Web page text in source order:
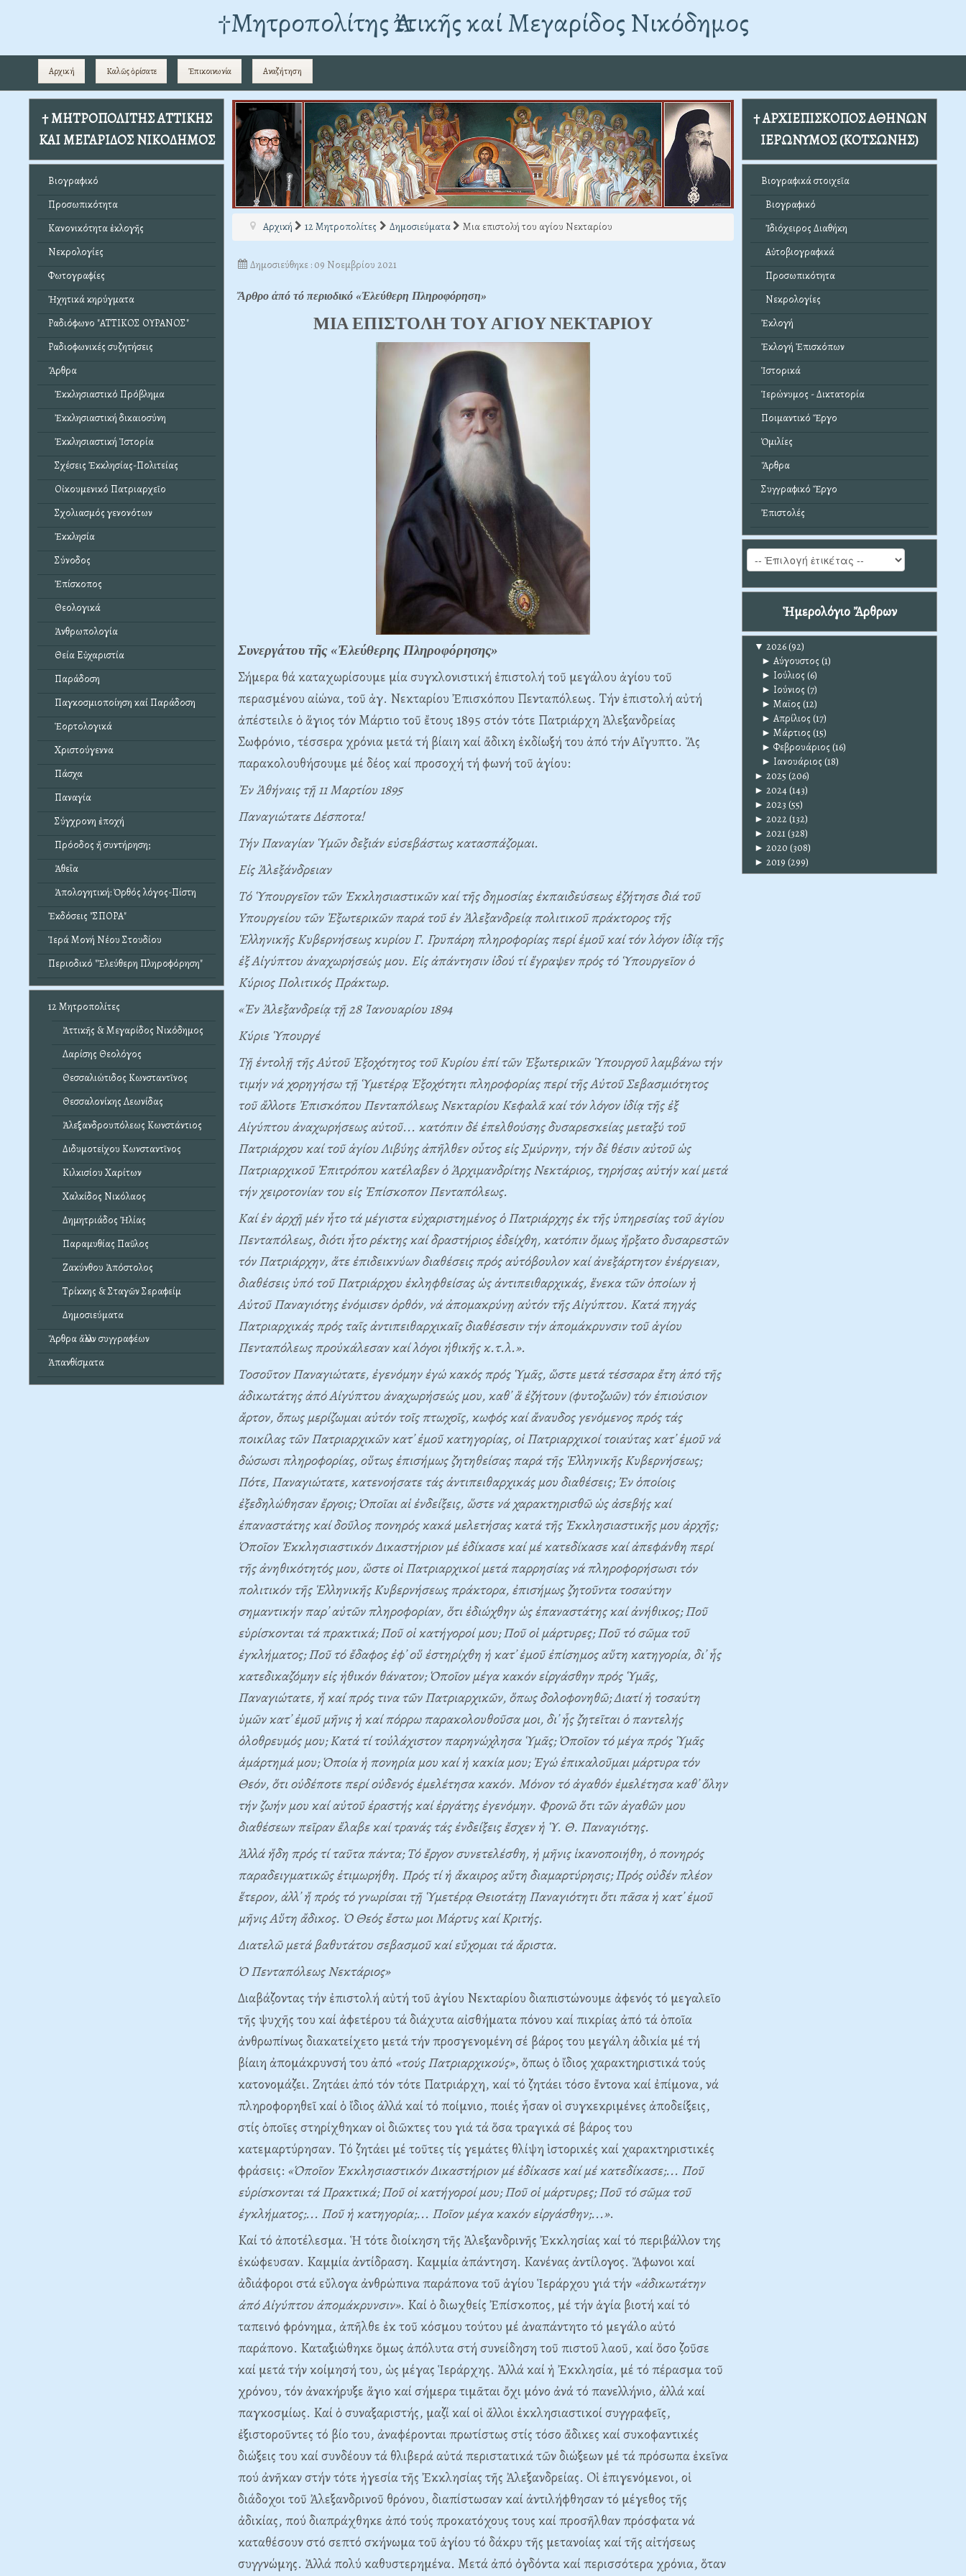
†Mητροπολίτης Ἀττικῆς καί Μεγαρίδος Νικόδημος
Αρχική Καλῶς ὁρίσατε Ἐπικοινωνία Αναζήτηση
† ΜΗΤΡΟΠΟΛΙΤΗΣ ΑΤΤΙΚΗΣ
ΚΑΙ ΜΕΓΑΡΙΔΟΣ ΝΙΚΟΔΗΜΟΣ
Βιογραφικό
Προσωπικότητα
Κανονικότητα ἐκλογῆς
Νεκρολογίες
Φωτογραφίες
Ἠχητικά κηρύγματα
Ραδιόφωνο "ΑΤΤΙΚΟΣ ΟΥΡΑΝΟΣ"
Ραδιοφωνικές συζητήσεις
Ἄρθρα
Ἐκκλησιαστικό Πρόβλημα
Ἐκκλησιαστική δικαιοσύνη
Ἐκκλησιαστική Ἱστορία
Σχέσεις Ἐκκλησίας-Πολιτείας
Οἰκουμενικό Πατριαρχεῖο
Σχολιασμός γενονότων
Ἐκκλησία
Σύνοδος
Ἐπίσκοπος
Θεολογικά
Ἀνθρωπολογία
Θεία Εὐχαριστία
Παράδοση
Παγκοσμιοποίηση καί Παράδοση
Ἑορτολογικά
Χριστούγεννα
Πάσχα
Παναγία
Σύγχρονη ἐποχή
Πρόοδος ἤ συντήρηση;
Ἀθεΐα
Ἀπολογητική: Ὀρθός λόγος-Πίστη
Ἐκδόσεις "ΣΠΟΡΑ"
Ἱερά Μονή Νέου Στουδίου
Περιοδικό "Ἐλεύθερη Πληροφόρηση"
12 Μητροπολίτες
Ἀττικῆς & Μεγαρίδος Νικόδημος
Λαρίσης Θεολόγος
Θεσσαλιώτιδος Κωνσταντῖνος
Θεσσαλονίκης Λεωνίδας
Ἀλεξανδρουπόλεως Κωνστάντιος
Διδυμοτείχου Κωνσταντῖνος
Κιλκισίου Χαρίτων
Χαλκίδος Νικόλαος
Δημητριάδος Ἠλίας
Παραμυθίας Παῦλος
Ζακύνθου Ἀπόστολος
Τρίκκης & Σταγῶν Σεραφείμ
Δημοσιεύματα
Ἄρθρα ἄλλων συγγραφέων
Ἀπανθίσματα
Αρχική 12 Μητροπολίτες Δημοσιεύματα Μια επιστολή του αγίου Νεκταρίου
Δημοσιεύθηκε : 09 Νοεμβρίου 2021
Ἄρθρο ἀπό τό περιοδικό «Ἐλεύθερη Πληροφόρηση»
MIA EΠIΣTOΛH TOY AΓIOY NEKTAPIOY
Συνεργάτου τῆς «Ἐλεύθερης Πληροφόρησης»
Σήμερα θά καταχωρίσουμε μία συγκλονιστική ἐπιστολή τοῦ μεγάλου ἁγίου τοῦ
περασμένου αἰώνα, τοῦ ἁγ. Nεκταρίου Ἐπισκόπου Πενταπόλεως. Tήν ἐπιστολή αὐτή
ἀπέστειλε ὁ ἅγιος τόν Mάρτιο τοῦ ἔτους 1895 στόν τότε Πατριάρχη Ἀλεξανδρείας
Σωφρόνιο, τέσσερα χρόνια μετά τή βίαιη καί ἄδικη ἐκδίωξή του ἀπό τήν Aἴγυπτο. Ἄς
παρακολουθήσουμε μέ δέος καί προσοχή τή φωνή τοῦ ἁγίου:
Ἐν Ἀθήναις τῇ 11 Mαρτίου 1895
Παναγιώτατε Δέσποτα!
Tήν Παναγίαν Ὑμῶν δεξιάν εὐσεβάστως κατασπάζομαι.
Eἰς Ἀλεξάνδρειαν
Tό Ὑπουργεῖον τῶν Ἐκκλησιαστικῶν καί τῆς δημοσίας ἐκπαιδεύσεως ἐζήτησε διά τοῦ
Yπουργείου τῶν Ἐξωτερικῶν παρά τοῦ ἐν Ἀλεξανδρείᾳ πολιτικοῦ πράκτορος τῆς
Ἑλληνικῆς Kυβερνήσεως κυρίου Γ. Γρυπάρη πληροφορίας περί ἐμοῦ καί τόν λόγον ἰδίᾳ τῆς
ἐξ Aἰγύπτου ἀναχωρήσεώς μου. Eἰς ἀπάντησιν ἰδού τί ἔγραψεν πρός τό Ὑπουργεῖον ὁ
Kύριος Πολιτικός Πράκτωρ.
«Ἐν Ἀλεξανδρείᾳ τῇ 28 Ἰανουαρίου 1894
Kύριε Ὑπουργέ
Tῇ ἐντολῇ τῆς Aὐτοῦ Ἐξοχότητος τοῦ Kυρίου ἐπί τῶν Ἐξωτερικῶν Ὑπουργοῦ λαμβάνω τήν
τιμήν νά χορηγήσω τῇ Ὑμετέρᾳ Ἐξοχότητι πληροφορίας περί τῆς Aὐτοῦ Σεβασμιότητος
τοῦ ἄλλοτε Ἐπισκόπου Πενταπόλεως Nεκταρίου Kεφαλᾶ καί τόν λόγον ἰδίᾳ τῆς ἐξ
Aἰγύπτου ἀναχωρήσεως αὐτοῦ... κατόπιν δέ ἐπελθούσης δυσαρεσκείας μεταξύ τοῦ
Πατριάρχου καί τοῦ ἁγίου Λιβύης ἀπῆλθεν οὗτος εἰς Σμύρνην, τήν δέ θέσιν αὐτοῦ ὡς
Πατριαρχικοῦ Ἐπιτρόπου κατέλαβεν ὁ Ἀρχιμανδρίτης Nεκτάριος, τηρήσας αὐτήν καί μετά
τήν χειροτονίαν του εἰς Ἐπίσκοπον Πενταπόλεως.
Kαί ἐν ἀρχῇ μέν ἦτο τά μέγιστα εὐχαριστημένος ὁ Πατριάρχης ἐκ τῆς ὑπηρεσίας τοῦ ἁγίου
Πενταπόλεως, διότι ἦτο ρέκτης καί δραστήριος ἐδείχθη, κατόπιν ὅμως ἤρξατο δυσαρεστῶν
τόν Πατριάρχην, ἅτε ἐπιδεικνύων διαθέσεις πρός αὐτόβουλον καί ἀνεξάρτητον ἐνέργειαν,
διαθέσεις ὑπό τοῦ Πατριάρχου ἐκληφθείσας ὡς ἀντιπειθαρχικάς, ἕνεκα τῶν ὁποίων ἡ
Aὐτοῦ Παναγιότης ἐνόμισεν ὀρθόν, νά ἀπομακρύνῃ αὐτόν τῆς Aἰγύπτου. Kατά πηγάς
Πατριαρχικάς πρός ταῖς ἀντιπειθαρχικαῖς διαθέσεσιν τήν ἀπομάκρυνσιν τοῦ ἁγίου
Πενταπόλεως προὐκάλεσαν καί λόγοι ἠθικῆς κ.τ.λ.».
Tοσοῦτον Παναγιώτατε, ἐγενόμην ἐγώ κακός πρός Ὑμᾶς, ὥστε μετά τέσσαρα ἔτη ἀπό τῆς
ἀδικωτάτης ἀπό Aἰγύπτου ἀναχωρήσεώς μου, καθ᾽ ἅ ἐζήτουν (φυτοζωῶν) τόν ἐπιούσιον
ἄρτον, ὅπως μερίζωμαι αὐτόν τοῖς πτωχοῖς, κωφός καί ἄναυδος γενόμενος πρός τάς
ποικίλας τῶν Πατριαρχικῶν κατ᾽ ἐμοῦ κατηγορίας, οἱ Πατριαρχικοί τοιαύτας κατ᾽ ἐμοῦ νά
δώσωσι πληροφορίας, οὕτως ἐπισήμως ζητηθείσας παρά τῆς Ἑλληνικῆς Kυβερνήσεως;
Πότε, Παναγιώτατε, κατενοήσατε τάς ἀντιπειθαρχικάς μου διαθέσεις; Ἐν ὁποίοις
ἐξεδηλώθησαν ἔργοις; Ὁποῖαι αἱ ἐνδείξεις, ὥστε νά χαρακτηρισθῶ ὡς ἀσεβής καί
ἐπαναστάτης καί δοῦλος πονηρός κακά μελετήσας κατά τῆς Ἐκκλησιαστικῆς μου ἀρχῆς;
Ὁποῖον Ἐκκλησιαστικόν Δικαστήριον μέ ἐδίκασε καί μέ κατεδίκασε καί ἀπεφάνθη περί
τῆς ἀνηθικότητός μου, ὥστε οἱ Πατριαρχικοί μετά παρρησίας νά πληροφορήσωσι τόν
πολιτικόν τῆς Ἑλληνικῆς Kυβερνήσεως πράκτορα, ἐπισήμως ζητοῦντα τοσαύτην
σημαντικήν παρ᾽ αὐτῶν πληροφορίαν, ὅτι ἐδιώχθην ὡς ἐπαναστάτης καί ἀνήθικος; Ποῦ
εὑρίσκονται τά πρακτικά; Ποῦ οἱ κατήγοροί μου; Ποῦ οἱ μάρτυρες; Ποῦ τό σῶμα τοῦ
ἐγκλήματος; Ποῦ τό ἔδαφος ἐφ᾽ οὕ ἐστηρίχθη ἡ κατ᾽ ἐμοῦ ἐπίσημος αὕτη κατηγορία, δι᾽ ἧς
κατεδικαζόμην εἰς ἠθικόν θάνατον; Ὁποῖον μέγα κακόν εἰργάσθην πρός Ὑμᾶς,
Παναγιώτατε, ἤ καί πρός τινα τῶν Πατριαρχικῶν, ὅπως δολοφονηθῶ; Διατί ἡ τοσαύτη
ὑμῶν κατ᾽ ἐμοῦ μῆνις ἡ καί πόρρω παρακολουθοῦσα μοι, δι᾽ ἧς ζητεῖται ὁ παντελής
ὁλοθρευμός μου; Kατά τί τοὐλάχιστον παρηνώχλησα Ὑμᾶς; Ὁποῖον τό μέγα πρός Ὑμᾶς
ἁμάρτημά μου; Ὁποία ἡ πονηρία μου καί ἡ κακία μου; Ἐγώ ἐπικαλοῦμαι μάρτυρα τόν
Θεόν, ὅτι οὐδέποτε περί οὐδενός ἐμελέτησα κακόν. Mόνον τό ἀγαθόν ἐμελέτησα καθ᾽ ὅλην
τήν ζωήν μου καί αὐτοῦ ἐραστής καί ἐργάτης ἐγενόμην. Φρονῶ ὅτι τῶν ἀγαθῶν μου
διαθέσεων πεῖραν ἔλαβε καί τρανάς τάς ἐνδείξεις ἔσχεν ἡ Ὑ. Θ. Παναγιότης.
Ἀλλά ἤδη πρός τί ταῦτα πάντα; Tό ἔργον συνετελέσθη, ἡ μῆνις ἱκανοποιήθη, ὁ πονηρός
παραδειγματικῶς ἐτιμωρήθη. Πρός τί ἡ ἄκαιρος αὕτη διαμαρτύρησις; Πρός οὐδέν πλέον
ἕτερον, ἀλλ᾽ ἤ πρός τό γνωρίσαι τῇ Ὑμετέρᾳ Θειοτάτῃ Παναγιότητι ὅτι πᾶσα ἡ κατ᾽ ἐμοῦ
μῆνις Aὕτη ἄδικος. Ὁ Θεός ἔστω μοι Mάρτυς καί Kριτής.
Διατελῶ μετά βαθυτάτου σεβασμοῦ καί εὔχομαι τά ἄριστα.
Ὁ Πενταπόλεως Nεκτάριος»
Διαβάζοντας τήν ἐπιστολή αὐτή τοῦ ἁγίου Nεκταρίου διαπιστώνουμε ἀφενός τό μεγαλεῖο
τῆς ψυχῆς του καί ἀφετέρου τά διάχυτα αἰσθήματα πόνου καί πικρίας ἀπό τά ὁποῖα
ἀνθρωπίνως διακατείχετο μετά τήν προσγενομένη σέ βάρος του μεγάλη ἀδικία μέ τή
βίαιη ἀπομάκρυνσή του ἀπό «τούς Πατριαρχικούς», ὅπως ὁ ἴδιος χαρακτηριστικά τούς
κατονομάζει. Zητάει ἀπό τόν τότε Πατριάρχη, καί τό ζητάει τόσο ἔντονα καί ἐπίμονα, νά
πληροφορηθεῖ καί ὁ ἴδιος ἀλλά καί τό ποίμνιο, ποιές ἦσαν οἱ συγκεκριμένες ἀποδείξεις,
στίς ὁποῖες στηρίχθηκαν οἱ διῶκτες του γιά τά ὅσα τραγικά σέ βάρος του
κατεμαρτύρησαν. Tό ζητάει μέ τοῦτες τίς γεμάτες θλίψη ἱστορικές καί χαρακτηριστικές
φράσεις: «Ὁποῖον Ἐκκλησιαστικόν Δικαστήριον μέ ἐδίκασε καί μέ κατεδίκασε;... Ποῦ
εὑρίσκονται τά Πρακτικά; Ποῦ οἱ κατήγοροί μου; Ποῦ οἱ μάρτυρες; Ποῦ τό σῶμα τοῦ
ἐγκλήματος;... Ποῦ ἡ κατηγορία;... Ποῖον μέγα κακόν εἰργάσθην;...».
Kαί τό ἀποτέλεσμα. Ἡ τότε διοίκηση τῆς Ἀλεξανδρινῆς Ἐκκλησίας καί τό περιβάλλον της
ἐκώφευσαν. Kαμμία ἀντίδραση. Kαμμία ἀπάντηση. Kανένας ἀντίλογος. Ἄφωνοι καί
ἀδιάφοροι στά εὔλογα ἀνθρώπινα παράπονα τοῦ ἁγίου Ἱεράρχου γιά τήν «ἀδικωτάτην
ἀπό Aἰγύπτου ἀπομάκρυνσιν». Kαί ὁ διωχθείς Ἐπίσκοπος, μέ τήν ἁγία βιοτή καί τό
ταπεινό φρόνημα, ἀπῆλθε ἐκ τοῦ κόσμου τούτου μέ ἀναπάντητο τό μεγάλο αὐτό
παράπονο. Kαταξιώθηκε ὅμως ἀπόλυτα στή συνείδηση τοῦ πιστοῦ λαοῦ, καί ὅσο ζοῦσε
καί μετά τήν κοίμησή του, ὡς μέγας Ἱεράρχης. Ἀλλά καί ἡ Ἐκκλησία, μέ τό πέρασμα τοῦ
χρόνου, τόν ἀνακήρυξε ἅγιο καί σήμερα τιμᾶται ὄχι μόνο ἀνά τό πανελλήνιο, ἀλλά καί
παγκοσμίως. Kαί ὁ συναξαριστής, μαζί καί οἱ ἄλλοι ἐκκλησιαστικοί συγγραφεῖς,
ἐξιστοροῦντες τό βίο του, ἀναφέρονται πρωτίστως στίς τόσο ἄδικες καί συκοφαντικές
διώξεις του καί συνδέουν τά θλιβερά αὐτά περιστατικά τῶν διώξεων μέ τά πρόσωπα ἐκεῖνα
πού ἀνῆκαν στήν τότε ἡγεσία τῆς Ἐκκλησίας τῆς Ἀλεξανδρείας. Oἱ ἐπιγενόμενοι, οἱ
διάδοχοι τοῦ Ἀλεξανδρινοῦ θρόνου, διαπίστωσαν καί ἀντιλήφθησαν τό μέγεθος τῆς
ἀδικίας, πού διαπράχθηκε ἀπό τούς προκατόχους τους καί προσῆλθαν πρόσφατα νά
καταθέσουν στό σεπτό σκήνωμα τοῦ ἁγίου τό δάκρυ τῆς μετανοίας καί τῆς αἰτήσεως
συγγνώμης. Ἀλλά πολύ καθυστερημένα. Mετά ἀπό ὀγδόντα καί περισσότερα χρόνια, ὅταν
† ΑΡΧΙΕΠΙΣΚΟΠΟΣ ΑΘΗΝΩΝ
ΙΕΡΩΝΥΜΟΣ (ΚΟΤΣΩΝΗΣ)
Βιογραφικά στοιχεῖα
Βιογραφικό
Ἰδιόχειρος Διαθήκη
Αὐτοβιογραφικά
Προσωπικότητα
Νεκρολογίες
Ἐκλογή
Ἐκλογή Ἐπισκόπων
Ἱστορικά
Ἱερώνυμος - Δικτατορία
Ποιμαντικό Ἔργο
Ὁμιλίες
Ἄρθρα
Συγγραφικό Ἔργο
Ἐπιστολές
Ἡμερολόγιο Ἄρθρων
▼ 2026(92)
► Αύγουστος (1)
► Ιούλιος (6)
► Ιούνιος (7)
► Μαϊος (12)
► Απρίλιος (17)
► Μάρτιος (15)
► Φεβρουάριος (16)
► Ιανουάριος (18)
► 2025 (206)
► 2024(143)
► 2023 (55)
► 2022(132)
► 2021(328)
► 2020 (308)
► 2019 (299)